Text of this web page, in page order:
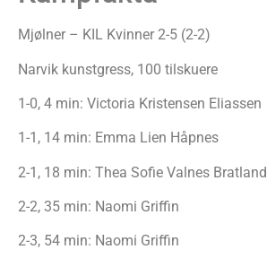
Mjølner – KIL Kvinner 2-5 (2-2)
Narvik kunstgress, 100 tilskuere
1-0, 4 min: Victoria Kristensen Eliassen
1-1, 14 min: Emma Lien Håpnes
2-1, 18 min: Thea Sofie Valnes Bratland
2-2, 35 min: Naomi Griffin
2-3, 54 min: Naomi Griffin